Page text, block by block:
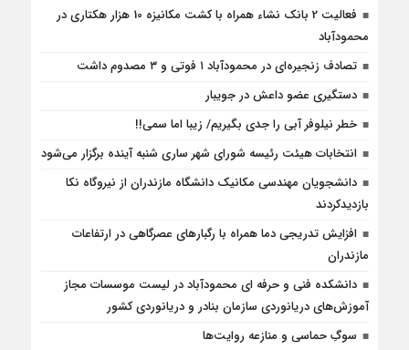
فعالیت 2 بانک نشاء همراه با کشت مکانیزه 10 هزار هکتاری در
محمودآباد
تصادف زنجیره‌ای در محمودآباد ۱ فوتی و ۳ مصدوم داشت
دستگیری عضو داعش در جویبار
خطر نیلوفر آبی را جدی بگیریم/ زیبا اما سمی!!
انتخابات هیئت رئیسه شورای شهر ساری شنبه آینده برگزار می‌شود
دانشجویان مهندسی مکانیک دانشگاه مازندران از نيروگاه نکا
بازديدكردند
افزایش تدریجی دما همراه با رگبارهای عصرگاهی در ارتفاعات
مازندران
دانشکده فنی و حرفه ای محمودآباد در لیست موسسات مجاز
آموزش‌های دریانوردی سازمان بنادر و دریانوردی کشور
سوگِ حماسی و منازعه روایت‌ها